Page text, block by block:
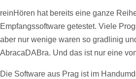
reinHören hat bereits eine ganze
Empfangssoftware getestet. Viele
aber nur wenige waren so gradlinig
AbracaDABra. Und das ist nur eine
Die Software aus Prag ist im